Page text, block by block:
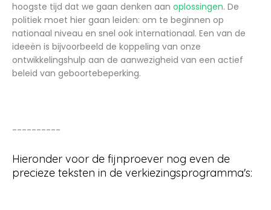
hoogste tijd dat we gaan denken aan oplossingen. De
politiek moet hier gaan leiden: om te beginnen op
nationaal niveau en snel ook internationaal. Een van de
ideeën is bijvoorbeeld de koppeling van onze
ontwikkelingshulp aan de aanwezigheid van een actief
beleid van geboortebeperking.
----------
Hieronder voor de fijnproever nog even de
precieze teksten in de verkiezingsprogramma's: